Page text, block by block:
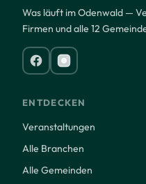
Was läuft im Odenwald —
Firmen und alle 12
ENTDECKEN
Veranstaltungen
Alle Branchen
Alle Gemeinden